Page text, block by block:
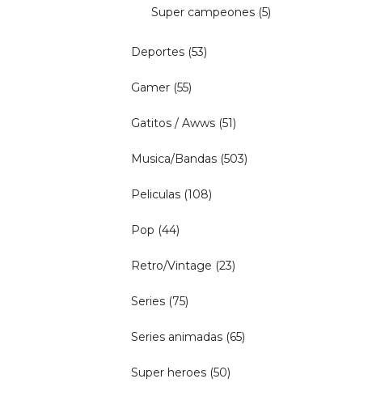
Super campeones (5)
Deportes (53)
Gamer (55)
Gatitos / Awws (51)
Musica/Bandas (503)
Peliculas (108)
Pop (44)
Retro/Vintage (23)
Series (75)
Series animadas (65)
Super heroes (50)